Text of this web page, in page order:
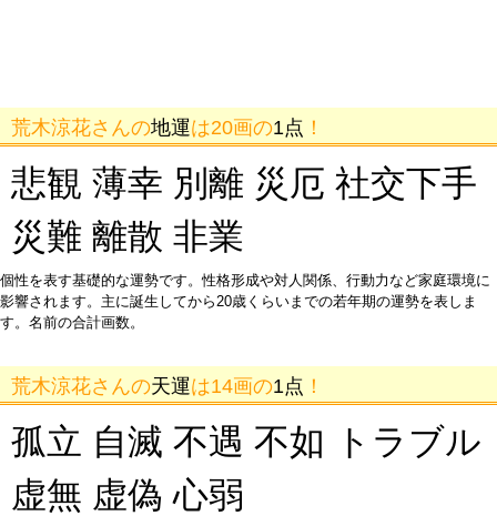
荒木涼花さんの地運は20画の1点 ！
悲観 薄幸 別離 災厄 社交下手
災難 離散 非業
個性を表す基礎的な運勢です。性格形成や対人関係、行動力など家庭環境に
影響されます。主に誕生してから20歳くらいまでの若年期の運勢を表しま
す。名前の合計画数。
荒木涼花さんの天運は14画の1点 ！
孤立 自滅 不遇 不如 トラブル
虚無 虚偽 心弱